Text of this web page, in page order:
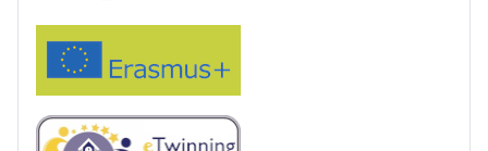
Erasmus+
eTwinning